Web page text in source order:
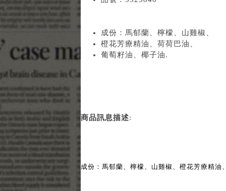
成份：馬郁蘭、檸檬、山雞椒、
橙花芳療精油、荷荷巴油、
葡萄籽油、椰子油.
商品訊息描述:
成份：馬郁蘭、檸檬、山雞椒、橙花芳療精油